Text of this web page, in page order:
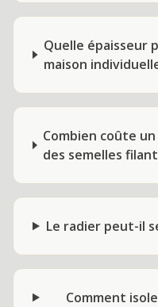
Quelle épaisseur
maison
Combien coûte
des semelles
Le radier peut-il
Comment